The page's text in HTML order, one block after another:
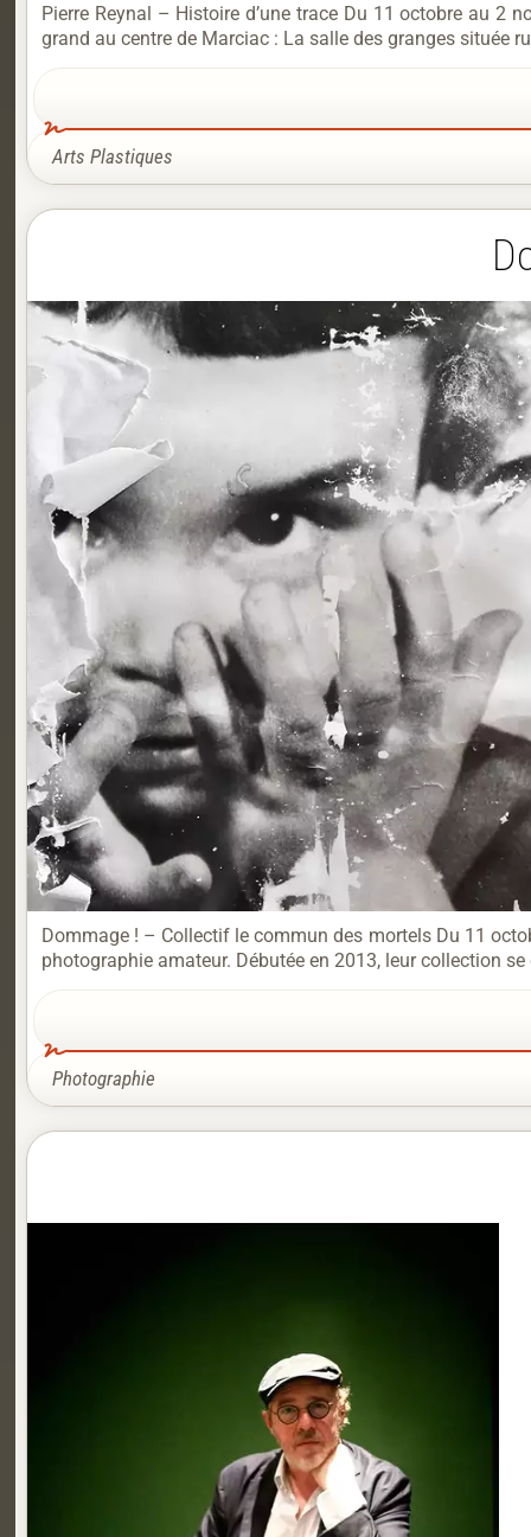
Pierre Reynal – Histoire d’une trace Du 11 octobre au 2
grand au centre de Marciac : La salle des granges située
Arts Plastiques
Dommage ! – Collectif le commun des mortels Du 11
photographie amateur. Débutée en 2013, leur collection
Photographie